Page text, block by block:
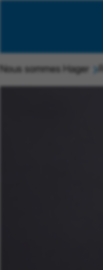
Nous sommes Hager